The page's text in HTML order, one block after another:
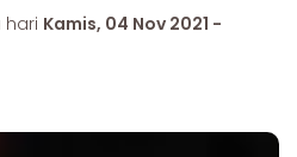
Kamis, 04 Nov 2021 -